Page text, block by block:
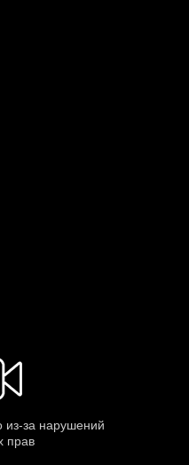
из-за нарушений
прав